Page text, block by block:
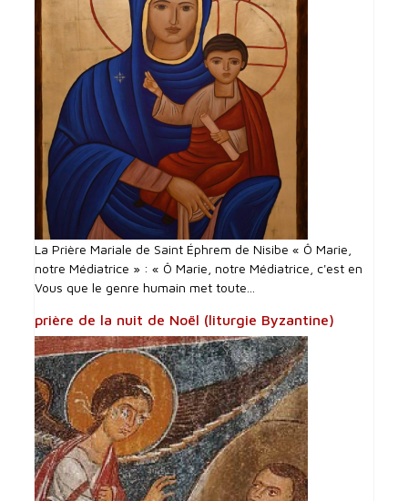
La Prière Mariale de Saint Éphrem de Nisibe « Ô Marie,
notre Médiatrice » : « Ô Marie, notre Médiatrice, c'est en
Vous que le genre humain met toute...
prière de la nuit de Noël (liturgie Byzantine)